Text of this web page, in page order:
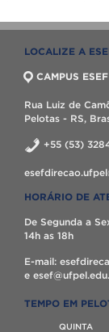
LOCALIZE A
CAMPUS ESEF
Rua Luiz de
Pelotas - RS,
+55 (53)
HORÁRIO DE
De Segunda a
14h as 18h
E-mail:
e
TEMPO EM
QUINTA